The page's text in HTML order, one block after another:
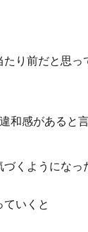
り前だと思っ
和感があると
くようになっ
いくと